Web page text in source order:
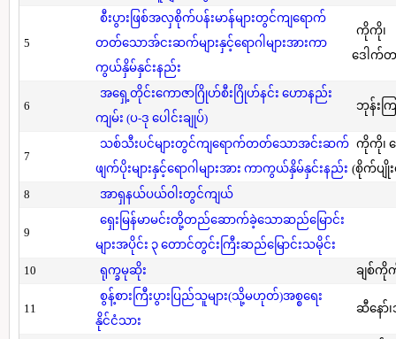
5
စီးပွားဖြစ်အလှစိုက်ပန်းမာန်များတွင်ကျရောက်
တတ်သောအ်ငးဆက်များနှင့်ရောဂါများအားကာ
ကွယ်နှိမ်နှင်းနည်း
ကိုကို၊
ဒေါက်တ
6
အရှေ့တိုင်းကောဇာဂြိုဟ်စီးဂြိုဟ်နင်း ဟောနည်း
ကျမ်း (ပ-ဒု ပေါင်းချုပ်)
ဘုန်းက
7
သစ်သီးပင်များတွင်ကျရောက်တတ်သောအင်းဆက်
ဖျက်ပိုးများနှင့်ရောဂါများအား ကာကွယ်နှိမ်နှင်းနည်း
ကိုကို၊
(စိုက်ပျိုး
8
အာရှနယ်ပယ်ဝါးတွင်ကျယ်
9
ရှေးမြန်မာမင်းတို့တည်ဆောက်ခဲ့သောဆည်မြောင်း
များအပိုင်း ၃ တောင်တွင်းကြီးဆည်မြောင်းသမိုင်း
10
ရုက္ခမုဆိုး ချစ်ကို
11
စွန့်စားကြီးပွားပြည်သူများ(သို့မဟုတ်)အစ္စရေး
နိုင်ငံသား
ဆီနော်၊